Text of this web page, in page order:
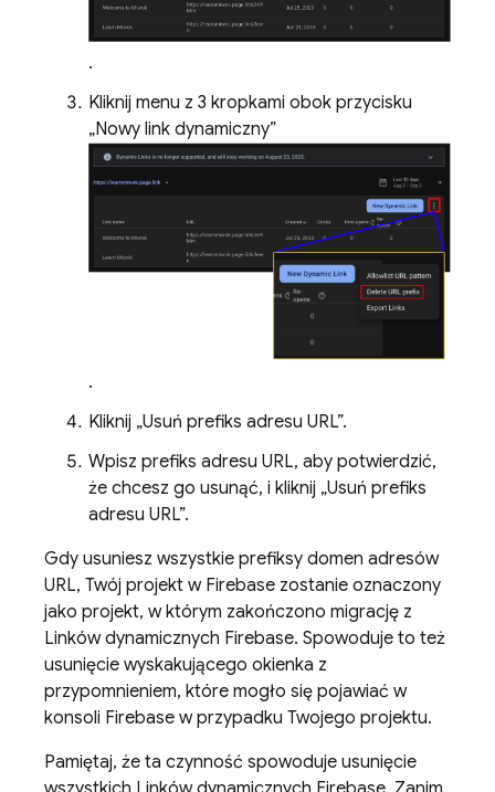
.
Kliknij menu z 3 kropkami obok przycisku
„Nowy link dynamiczny”
.
Kliknij „Usuń prefiks adresu URL”.
Wpisz prefiks adresu URL, aby potwierdzić,
że chcesz go usunąć, i kliknij „Usuń prefiks
adresu URL”.
Gdy usuniesz wszystkie prefiksy domen adresów
URL, Twój projekt w Firebase zostanie oznaczony
jako projekt, w którym zakończono migrację z
Linków dynamicznych Firebase. Spowoduje to też
usunięcie wyskakującego okienka z
przypomnieniem, które mogło się pojawiać w
konsoli Firebase w przypadku Twojego projektu.
Pamiętaj, że ta czynność spowoduje usunięcie